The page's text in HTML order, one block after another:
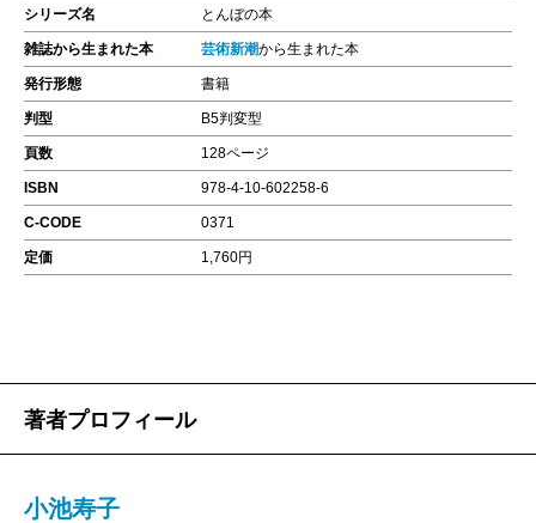
シリーズ名 とんぼの本
雑誌から生まれた本 芸術新潮から生まれた本
発行形態 書籍
判型 B5判変型
頁数 128ページ
ISBN 978-4-10-602258-6
C-CODE 0371
定価 1,760円
著者プロフィール
小池寿子